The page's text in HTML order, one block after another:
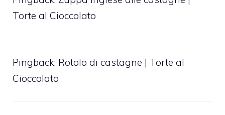
Torte al Cioccolato
Pingback: Rotolo di castagne | Torte al
Cioccolato